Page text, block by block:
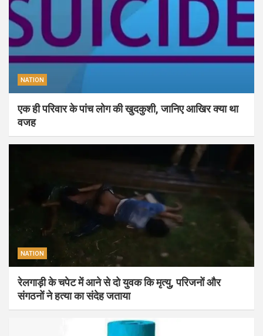
NATION
एक ही परिवार के पांच लोग की खुदकुशी, जानिए आखिर क्या था
वजह
NATION
रेलगाड़ी के चपेट में आने से दो युवक कि मृत्यु, परिजनों और
संगठनों ने हत्या का संदेह जताया